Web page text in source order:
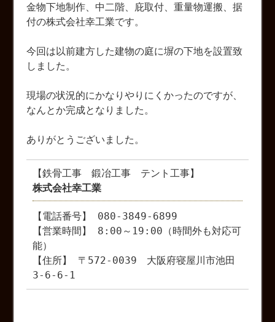
金物下地制作、中二階、庇取付、重量物運搬、据
付の株式会社幸工業です。
今回は以前建方した建物の庭に塀の下地を設置致
しました。
現場の状況的にかなりやりにくかったのですが、
なんとか完成となりました。
ありがとうございました。
【鉄骨工事 鍛冶工事 テント工事】
株式会社幸工業
【電話番号】 080-3849-6899
【営業時間】 8:00～19:00（時間外も対応可
能）
【住所】 〒572-0039 大阪府寝屋川市池田
3-6-6-1